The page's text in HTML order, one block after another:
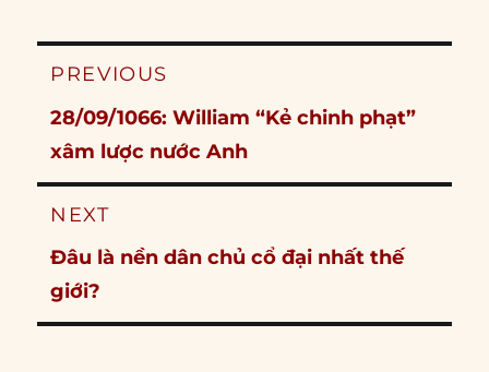
Post
PREVIOUS
Previous
post:
28/09/1066: William “Kẻ chinh phạt”
xâm lược nước Anh
NEXT
Next
post:
Đâu là nền dân chủ cổ đại nhất thế
giới?